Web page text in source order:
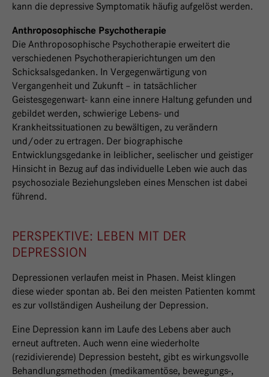
kann die depressive Symptomatik häufig aufgelöst werden.
Anthroposophische Psychotherapie
Die Anthroposophische Psychotherapie erweitert die
verschiedenen Psychotherapierichtungen um den
Schicksalsgedanken. In Vergegenwärtigung von
Vergangenheit und Zukunft – in tatsächlicher
Geistesgegenwart- kann eine innere Haltung gefunden und
gebildet werden, schwierige Lebens- und
Krankheitssituationen zu bewältigen, zu verändern
und/oder zu ertragen. Der biographische
Entwicklungsgedanke in leiblicher, seelischer und geistiger
Hinsicht in Bezug auf das individuelle Leben wie auch das
psychosoziale Beziehungsleben eines Menschen ist dabei
führend.
PERSPEKTIVE: LEBEN MIT DER
DEPRESSION
Depressionen verlaufen meist in Phasen. Meist klingen
diese wieder spontan ab. Bei den meisten Patienten kommt
es zur vollständigen Ausheilung der Depression.
Eine Depression kann im Laufe des Lebens aber auch
erneut auftreten. Auch wenn eine wiederholte
(rezidivierende) Depression besteht, gibt es wirkungsvolle
Behandlungsmethoden (medikamentöse, bewegungs-,